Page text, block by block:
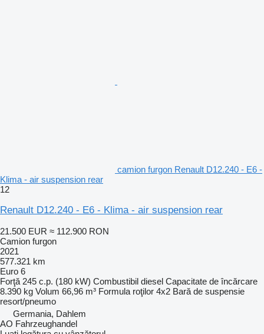
camion furgon Renault D12.240 - E6 -
Klima - air suspension rear
12
Renault D12.240 - E6 - Klima - air suspension rear
21.500 EUR ≈ 112.900 RON
Camion furgon
2021
577.321 km
Euro 6
Forţă 245 c.p. (180 kW) Combustibil diesel Capacitate de încărcare
8.390 kg Volum 66,96 m³ Formula roţilor 4x2 Bară de suspensie
resort/pneumo
Germania, Dahlem
AO Fahrzeughandel